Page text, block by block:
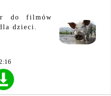
do filmów
dzieci.